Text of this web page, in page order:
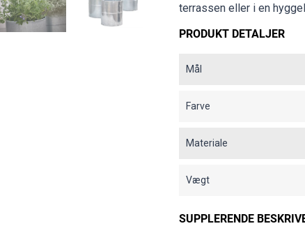
terrassen eller i en
PRODUKT DETALJER
Mål
Farve
Materiale
Vægt
SUPPLERENDE